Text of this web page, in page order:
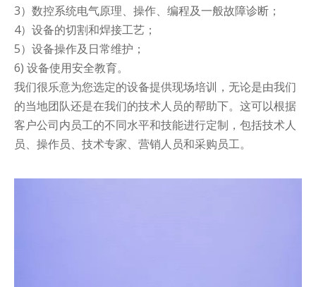
3）数控系统电气原理、操作、编程及一般故障诊断；
4）设备的切割和焊接工艺；
5）设备操作及日常维护；
6) 设备使用安全教育。
我们很乐意为您选定的设备提供现场培训，无论是由我们
的当地团队还是在我们的技术人员的帮助下。这可以根据
客户公司内员工的不同水平和技能进行定制，包括技术人
员、操作员、技术专家、营销人员和采购员工。